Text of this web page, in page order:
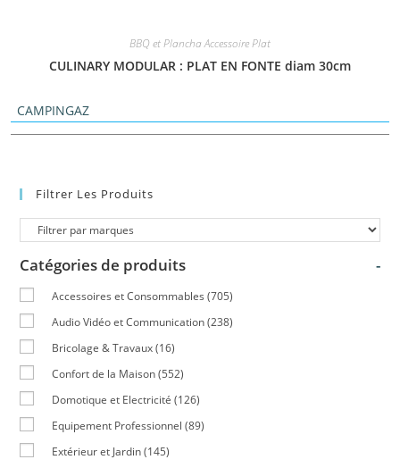
BBQ et Plancha Accessoire Plat
CULINARY MODULAR : PLAT EN FONTE diam 30cm
CAMPINGAZ
Filtrer Les Produits
Catégories de produits -
Accessoires et Consommables (705)
Audio Vidéo et Communication (238)
Bricolage & Travaux (16)
Confort de la Maison (552)
Domotique et Electricité (126)
Equipement Professionnel (89)
Extérieur et Jardin (145)